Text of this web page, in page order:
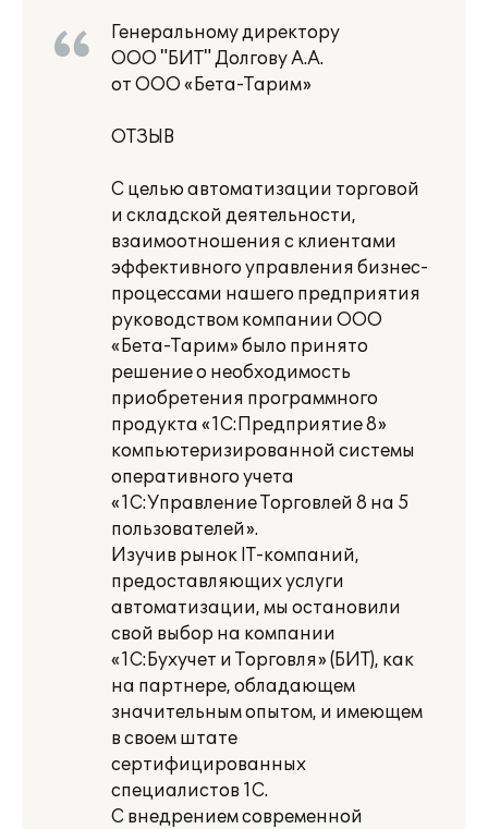
Генеральному директору
ООО "БИТ" Долгову А.А.
от ООО «Бета-Тарим»
ОТЗЫВ
С целью автоматизации торговой
и складской деятельности,
взаимоотношения с клиентами
эффективного управления бизнес-
процессами нашего предприятия
руководством компании ООО
«Бета-Тарим» было принято
решение о необходимость
приобретения программного
продукта «1С:Предприятие 8»
компьютеризированной системы
оперативного учета
«1С:Управление Торговлей 8 на 5
пользователей».
Изучив рынок IT-компаний,
предоставляющих услуги
автоматизации, мы остановили
свой выбор на компании
«1С:Бухучет и Торговля» (БИТ), как
на партнере, обладающем
значительным опытом, и имеющем
в своем штате
сертифицированных
специалистов 1С.
С внедрением современной